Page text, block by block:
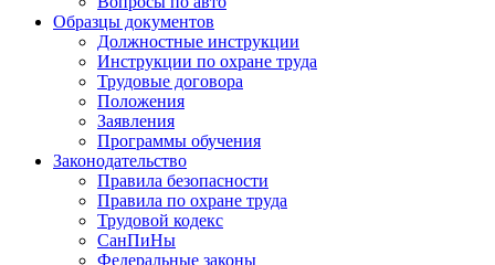
Образцы документов
Должностные инструкции
Инструкции по охране труда
Трудовые договора
Положения
Заявления
Программы обучения
Законодательство
Правила безопасности
Правила по охране труда
Трудовой кодекс
СанПиНы
Федеральные законы